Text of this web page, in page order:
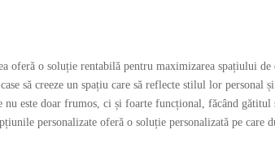
oferă o soluție rentabilă pentru maximizarea spațiului
să creeze un spațiu care să reflecte stilul lor personal și
este doar frumos, ci și foarte funcțional, făcând
personalizate oferă o soluție personalizată pe care